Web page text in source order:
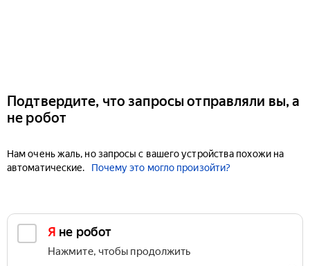
Подтвердите, что запросы отправляли вы, а
не робот
Нам очень жаль, но запросы с вашего устройства похожи на
автоматические.
Почему это могло произойти?
Я не робот
Нажмите, чтобы продолжить